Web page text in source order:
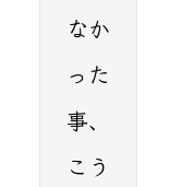
なか
った
事、
こう